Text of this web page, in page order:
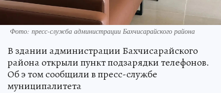
Фото: пресс-служба администрации Бахчисарайского района
В здании администрации Бахчисарайского
района открыли пункт подзарядки телефонов.
Об э том сообщили в пресс-службе
муниципалитета